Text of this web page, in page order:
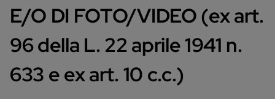
E/O DI FOTO/VIDEO (ex art.
96 della L. 22 aprile 1941 n.
633 e ex art. 10 c.c.)